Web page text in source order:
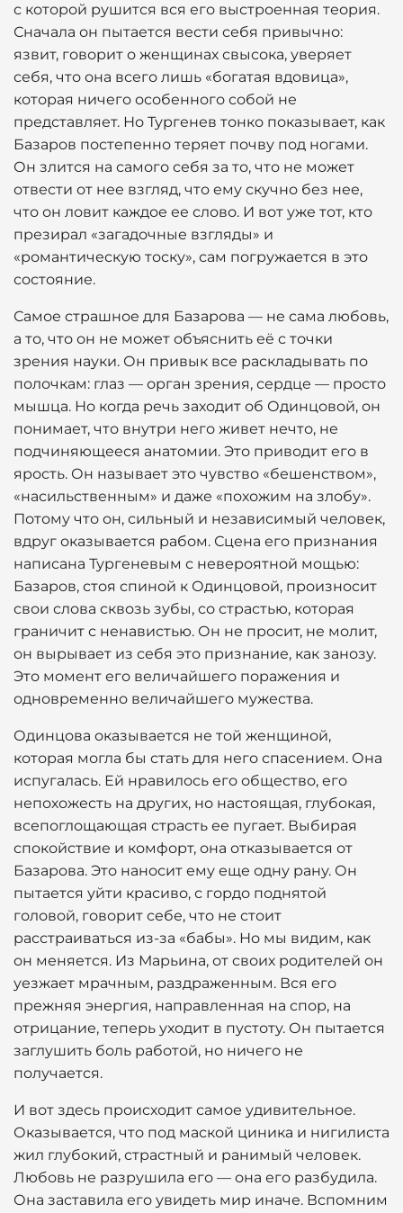
с которой рушится вся его выстроенная теория.
Сначала он пытается вести себя привычно:
язвит, говорит о женщинах свысока, уверяет
себя, что она всего лишь «богатая вдовица»,
которая ничего особенного собой не
представляет. Но Тургенев тонко показывает, как
Базаров постепенно теряет почву под ногами.
Он злится на самого себя за то, что не может
отвести от нее взгляд, что ему скучно без нее,
что он ловит каждое ее слово. И вот уже тот, кто
презирал «загадочные взгляды» и
«романтическую тоску», сам погружается в это
состояние.
Самое страшное для Базарова — не сама любовь,
а то, что он не может объяснить её с точки
зрения науки. Он привык все раскладывать по
полочкам: глаз — орган зрения, сердце — просто
мышца. Но когда речь заходит об Одинцовой, он
понимает, что внутри него живет нечто, не
подчиняющееся анатомии. Это приводит его в
ярость. Он называет это чувство «бешенством»,
«насильственным» и даже «похожим на злобу».
Потому что он, сильный и независимый человек,
вдруг оказывается рабом. Сцена его признания
написана Тургеневым с невероятной мощью:
Базаров, стоя спиной к Одинцовой, произносит
свои слова сквозь зубы, со страстью, которая
граничит с ненавистью. Он не просит, не молит,
он вырывает из себя это признание, как занозу.
Это момент его величайшего поражения и
одновременно величайшего мужества.
Одинцова оказывается не той женщиной,
которая могла бы стать для него спасением. Она
испугалась. Ей нравилось его общество, его
непохожесть на других, но настоящая, глубокая,
всепоглощающая страсть ее пугает. Выбирая
спокойствие и комфорт, она отказывается от
Базарова. Это наносит ему еще одну рану. Он
пытается уйти красиво, с гордо поднятой
головой, говорит себе, что не стоит
расстраиваться из-за «бабы». Но мы видим, как
он меняется. Из Марьина, от своих родителей он
уезжает мрачным, раздраженным. Вся его
прежняя энергия, направленная на спор, на
отрицание, теперь уходит в пустоту. Он пытается
заглушить боль работой, но ничего не
получается.
И вот здесь происходит самое удивительное.
Оказывается, что под маской циника и нигилиста
жил глубокий, страстный и ранимый человек.
Любовь не разрушила его — она его разбудила.
Она заставила его увидеть мир иначе. Вспомним